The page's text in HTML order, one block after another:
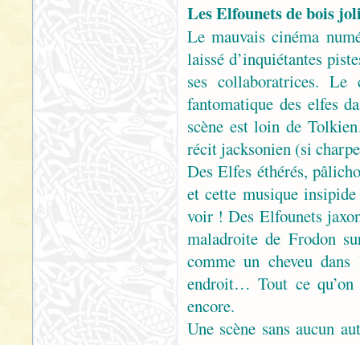
Les Elfounets de bois
Le mauvais cinéma
laissé d’inquiétantes
ses collaboratrices. Le
fantomatique des elfes
scène est loin de
récit jacksonien (si
Des Elfes éthérés,
et cette musique
voir ! Des Elfounets
maladroite de Frodon
comme un cheveu
endroit… Tout ce
encore.
Une scène sans aucun